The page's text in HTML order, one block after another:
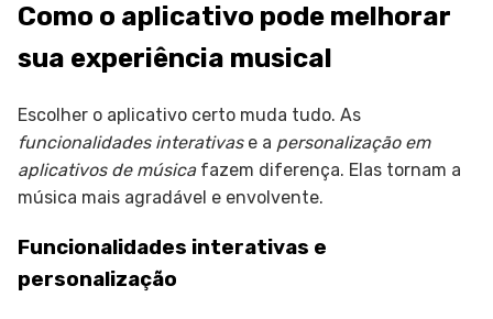
Como o aplicativo pode melhorar
sua experiência musical
Escolher o aplicativo certo muda tudo. As
funcionalidades interativase a personalização em
aplicativos de músicafazem diferença. Elas tornam a
música mais agradável e envolvente.
Funcionalidades interativas e
personalização